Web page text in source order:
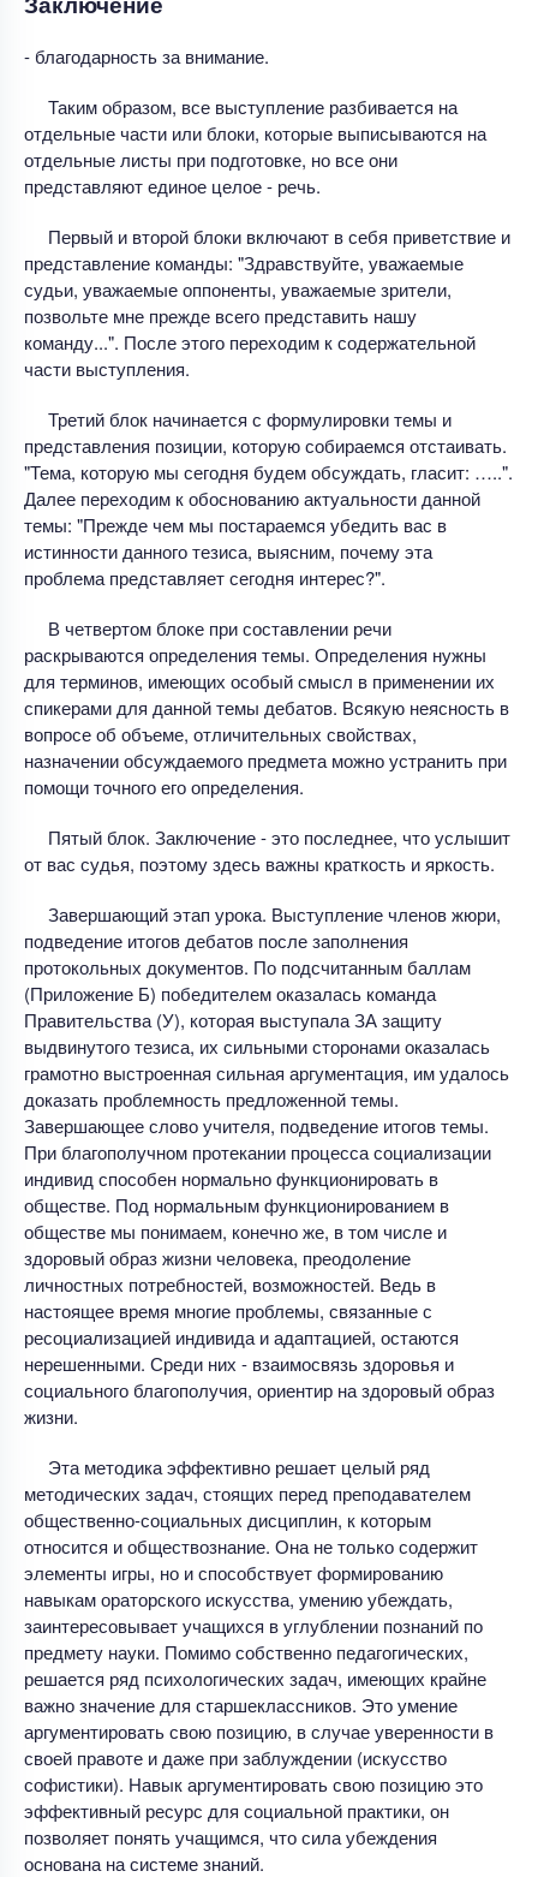
- благодарность за внимание.
Таким образом, все выступление разбивается на
отдельные части или блоки, которые выписываются на
отдельные листы при подготовке, но все они
представляют единое целое - речь.
Первый и второй блоки включают в себя приветствие и
представление команды: "Здравствуйте, уважаемые
судьи, уважаемые оппоненты, уважаемые зрители,
позвольте мне прежде всего представить нашу
команду...". После этого переходим к содержательной
части выступления.
Третий блок начинается с формулировки темы и
представления позиции, которую собираемся отстаивать.
"Тема, которую мы сегодня будем обсуждать, гласит: …..".
Далее переходим к обоснованию актуальности данной
темы: "Прежде чем мы постараемся убедить вас в
истинности данного тезиса, выясним, почему эта
проблема представляет сегодня интерес?".
В четвертом блоке при составлении речи
раскрываются определения темы. Определения нужны
для терминов, имеющих особый смысл в применении их
спикерами для данной темы дебатов. Всякую неясность в
вопросе об объеме, отличительных свойствах,
назначении обсуждаемого предмета можно устранить при
помощи точного его определения.
Пятый блок. Заключение - это последнее, что услышит
от вас судья, поэтому здесь важны краткость и яркость.
Завершающий этап урока. Выступление членов жюри,
подведение итогов дебатов после заполнения
протокольных документов. По подсчитанным баллам
(Приложение Б) победителем оказалась команда
Правительства (У), которая выступала ЗА защиту
выдвинутого тезиса, их сильными сторонами оказалась
грамотно выстроенная сильная аргументация, им удалось
доказать проблемность предложенной темы.
Завершающее слово учителя, подведение итогов темы.
При благополучном протекании процесса социализации
индивид способен нормально функционировать в
обществе. Под нормальным функционированием в
обществе мы понимаем, конечно же, в том числе и
здоровый образ жизни человека, преодоление
личностных потребностей, возможностей. Ведь в
настоящее время многие проблемы, связанные с
ресоциализацией индивида и адаптацией, остаются
нерешенными. Среди них - взаимосвязь здоровья и
социального благополучия, ориентир на здоровый образ
жизни.
Эта методика эффективно решает целый ряд
методических задач, стоящих перед преподавателем
общественно-социальных дисциплин, к которым
относится и обществознание. Она не только содержит
элементы игры, но и способствует формированию
навыкам ораторского искусства, умению убеждать,
заинтересовывает учащихся в углублении познаний по
предмету науки. Помимо собственно педагогических,
решается ряд психологических задач, имеющих крайне
важно значение для старшеклассников. Это умение
аргументировать свою позицию, в случае уверенности в
своей правоте и даже при заблуждении (искусство
софистики). Навык аргументировать свою позицию это
эффективный ресурс для социальной практики, он
позволяет понять учащимся, что сила убеждения
основана на системе знаний.